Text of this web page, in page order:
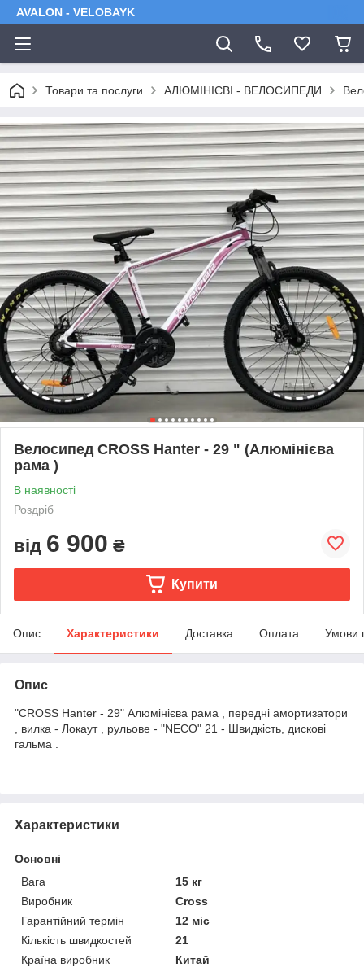
AVALON - VELOBAYK
Товари та послуги АЛЮМІНІЄВІ - ВЕЛОСИПЕДИ
Велосипед СROSS Hanter - 29 " (Алюмінієва
рама )
В наявності
Роздріб
від 6 900 ₴
Купити
Опис Характеристики Доставка Оплата Умови
Опис
"СROSS Hanter - 29" Алюмінієва рама , передні амортизатори
, вилка - Локаут , рульове - "NECO" 21 - Швидкість, дискові
гальма .
Характеристики
Основні
Вага
15 кг
Виробник
Cross
Гарантійний термін
12 міс
Кількість швидкостей
21
Країна виробник
Китай